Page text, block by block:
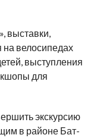
выставки,
велосипедах
выступления
для
экскурсию
в районе Бат-